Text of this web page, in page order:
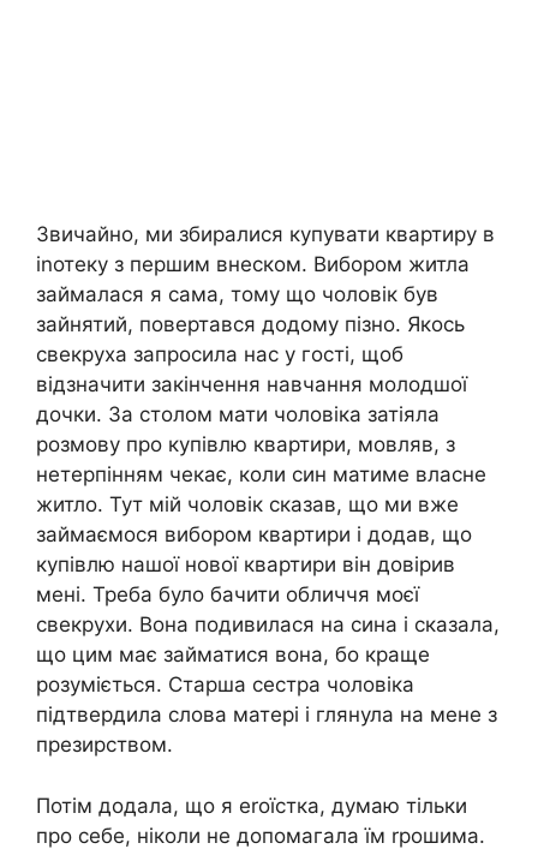
Звичайно, ми збиралися купувати квартиру в
іnотеку з першим внеском. Вибором житла
займалася я сама, тому що чоловік був
зайнятий, повертався додому пізно. Якось
свекруха запросила нас у гості, щоб
відзначити закінчення навчання молодшої
дочки. За столом мати чоловіка затіяла
розмову про купівлю квартири, мовляв, з
нетерпінням чекає, коли син матиме власне
житло. Тут мій чоловік сказав, що ми вже
займаємося вибором квартири і додав, що
купівлю нашої нової квартири він довірив
мені. Треба було бачити обличчя моєї
свекрухи. Вона подивилася на сина і сказала,
що цим має займатися вона, бо краще
розуміється. Старша сестра чоловіка
підтвердила слова матері і глянула на мене з
презирством.
Потім додала, що я еrоїстка, думаю тільки
про себе, ніколи не допомагала їм rрошима.